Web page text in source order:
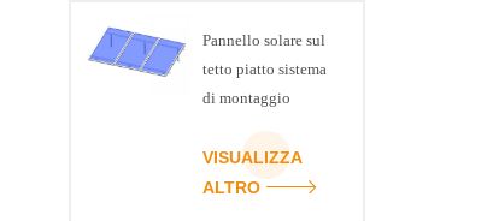
Pannello solare sul
tetto piatto sistema
di montaggio
inclinazione kit
VISUALIZZA
ALTRO